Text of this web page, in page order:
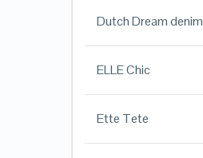
Dutch Dream denim
ELLE Chic
Ette Tete